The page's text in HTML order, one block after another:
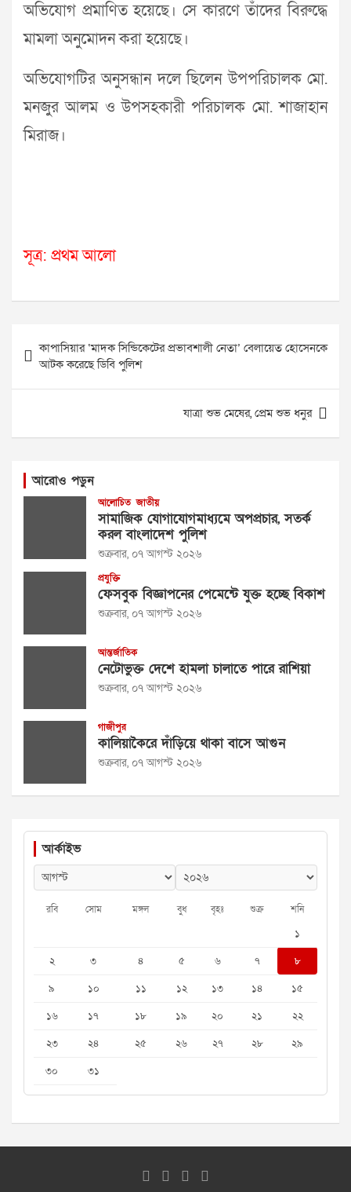
অভিযোগ প্রমাণিত হয়েছে। সে কারণে তাঁদের বিরুদ্ধে
মামলা অনুমোদন করা হয়েছে।
অভিযোগটির অনুসন্ধান দলে ছিলেন উপপরিচালক মো.
মনজুর আলম ও উপসহকারী পরিচালক মো. শাজাহান
মিরাজ।
সূত্র: প্রথম আলো
navigation
কাপাসিয়ার ‘মাদক সিন্ডিকেটের প্রভাবশালী নেতা’ বেলায়েত হোসেনকে
আটক করেছে ডিবি পুলিশ
যাত্রা শুভ মেষের, প্রেম শুভ ধনুর
আরোও পড়ুন
আলোচিত জাতীয়
সামাজিক যোগাযোগমাধ্যমে অপপ্রচার, সতর্ক
করল বাংলাদেশ পুলিশ
শুক্রবার, ০৭ আগস্ট ২০২৬
প্রযুক্তি
ফেসবুক বিজ্ঞাপনের পেমেন্টে যুক্ত হচ্ছে বিকাশ
শুক্রবার, ০৭ আগস্ট ২০২৬
আন্তর্জাতিক
নেটোভুক্ত দেশে হামলা চালাতে পারে রাশিয়া
শুক্রবার, ০৭ আগস্ট ২০২৬
গাজীপুর
কালিয়াকৈরে দাঁড়িয়ে থাকা বাসে আগুন
শুক্রবার, ০৭ আগস্ট ২০২৬
আর্কাইভ
রবি সোম মঙ্গল বুধ বৃহঃ শুক্র শনি
১
২
৩ ৪ ৫ ৬ ৭
৮
৯
১০ ১১ ১২ ১৩ ১৪
১৫
১৬
১৭ ১৮ ১৯ ২০ ২১
২২
২৩
২৪ ২৫ ২৬ ২৭ ২৮
২৯
৩০
৩১